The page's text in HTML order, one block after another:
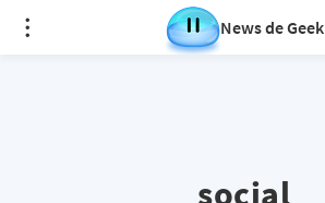
News de Geek
social